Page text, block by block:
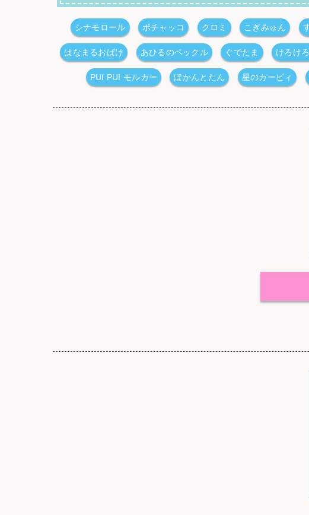
シナモロール ポチャッコ クロミ こぎみゅん
はなまるおばけ あひるのペックル ぐでたま けろけ
PUI PUI モルカー ぽかんとたん 星のカービィ